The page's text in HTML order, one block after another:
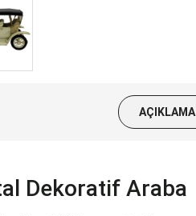
AÇIKLAMA
Dekoratif Araba